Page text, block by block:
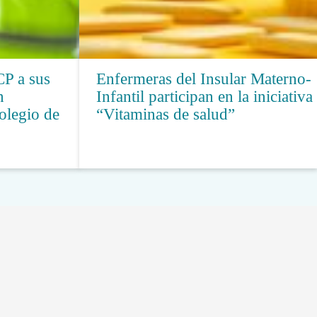
a sus
de
Enfermeras del Insular Materno-
Infantil participan en la iniciativa
“Vitaminas de salud”